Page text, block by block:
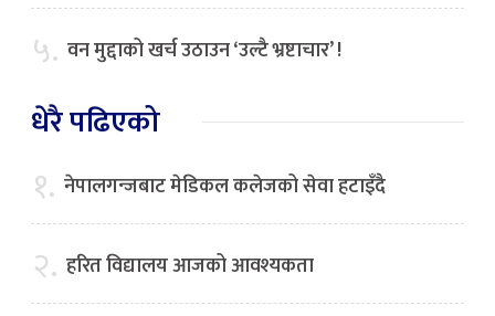
५. वन मुद्दाको खर्च उठाउन ‘उल्टै भ्रष्टाचार’ !
धेरै पढिएको
१. नेपालगन्जबाट मेडिकल कलेजको सेवा हटाइँदै
२. हरित विद्यालय आजको आवश्यकता